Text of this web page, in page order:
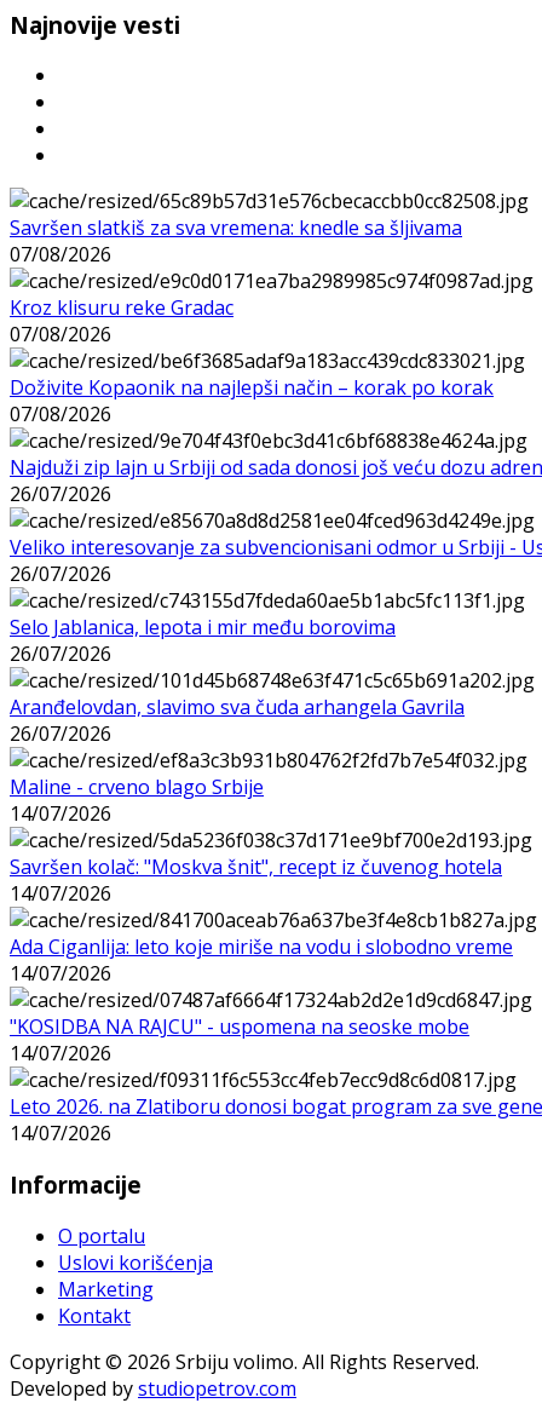
Najnovije vesti
Savršen slatkiš za sva vremena: knedle sa šljivama
07/08/2026
Kroz klisuru reke Gradac
07/08/2026
Doživite Kopaonik na najlepši način – korak po korak
07/08/2026
Najduži zip lajn u Srbiji od sada donosi još veću dozu
26/07/2026
Veliko interesovanje za subvencionisani odmor u Srbiji -
26/07/2026
Selo Jablanica, lepota i mir među borovima
26/07/2026
Aranđelovdan, slavimo sva čuda arhangela Gavrila
26/07/2026
Maline - crveno blago Srbije
14/07/2026
Savršen kolač: "Moskva šnit", recept iz čuvenog hotela
14/07/2026
Ada Ciganlija: leto koje miriše na vodu i slobodno vreme
14/07/2026
"KOSIDBA NA RAJCU" - uspomena na seoske mobe
14/07/2026
Leto 2026. na Zlatiboru donosi bogat program za sve
14/07/2026
Informacije
O portalu
Uslovi korišćenja
Marketing
Kontakt
Copyright © 2026 Srbiju volimo. All Rights Reserved.
Developed bystudiopetrov.com